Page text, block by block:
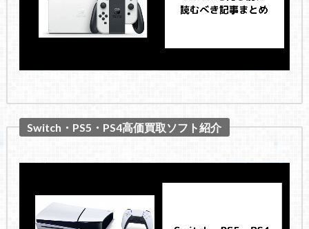
Switch・PS5・PS4高価買取ソフト紹介